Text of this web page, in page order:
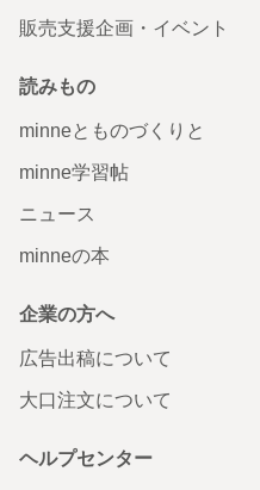
販売支援企画・イベント
読みもの
minneとものづくりと
minne学習帖
ニュース
minneの本
企業の方へ
広告出稿について
大口注文について
ヘルプセンター